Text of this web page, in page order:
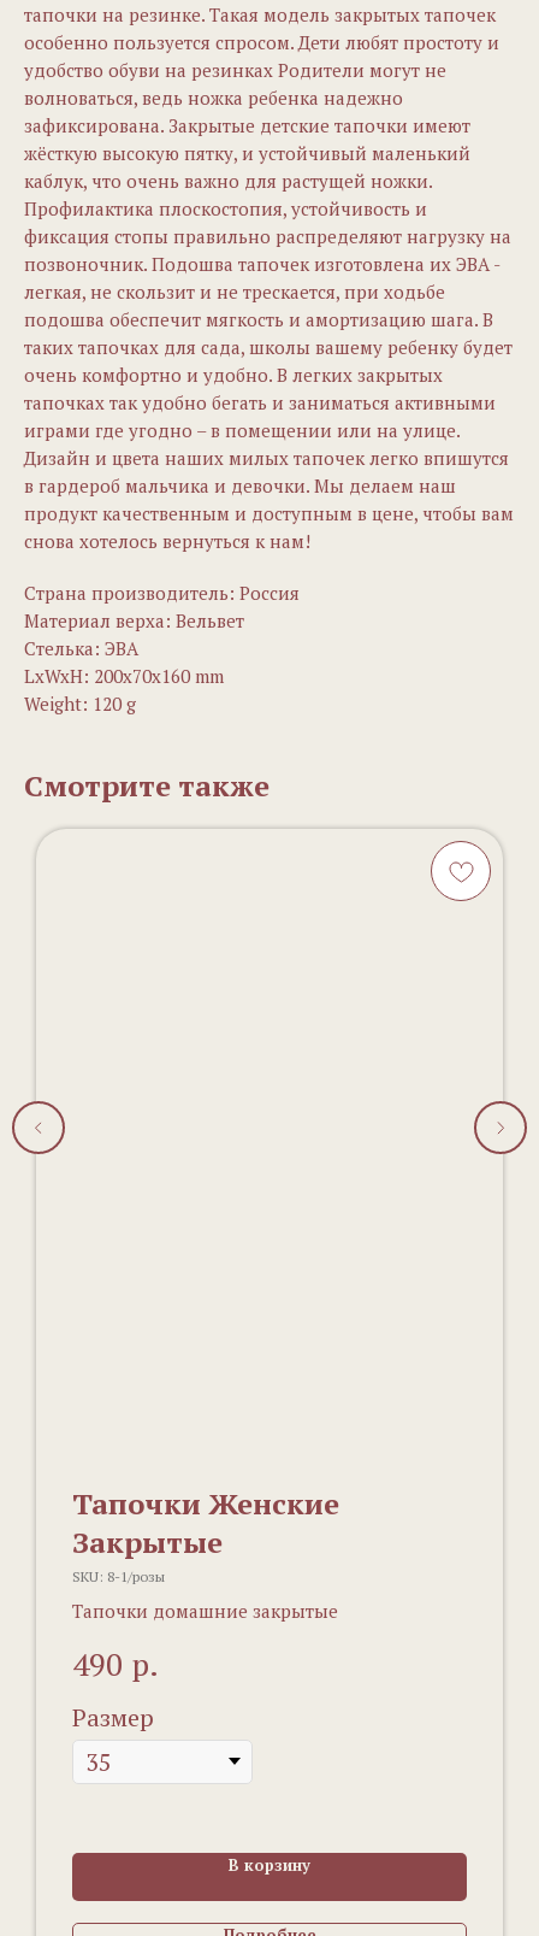
тапочки на резинке. Такая модель закрытых тапочек
особенно пользуется спросом. Дети любят простоту и
удобство обуви на резинках Родители могут не
волноваться, ведь ножка ребенка надежно
зафиксирована. Закрытые детские тапочки имеют
жёсткую высокую пятку, и устойчивый маленький
каблук, что очень важно для растущей ножки.
Профилактика плоскостопия, устойчивость и
фиксация стопы правильно распределяют нагрузку на
позвоночник. Подошва тапочек изготовлена их ЭВА -
легкая, не скользит и не трескается, при ходьбе
подошва обеспечит мягкость и амортизацию шага. В
таких тапочках для сада, школы вашему ребенку будет
очень комфортно и удобно. В легких закрытых
тапочках так удобно бегать и заниматься активными
играми где угодно – в помещении или на улице.
Дизайн и цвета наших милых тапочек легко впишутся
в гардероб мальчика и девочки. Мы делаем наш
продукт качественным и доступным в цене, чтобы вам
снова хотелось вернуться к нам!
Страна производитель: Россия
Материал верха: Вельвет
Стелька: ЭВА
LxWxH: 200x70x160 mm
Weight: 120 g
Смотрите также
Тапочки Женские
Закрытые
SKU: 8-1/розы
Тапочки домашние закрытые
490 р.
Размер
В корзину